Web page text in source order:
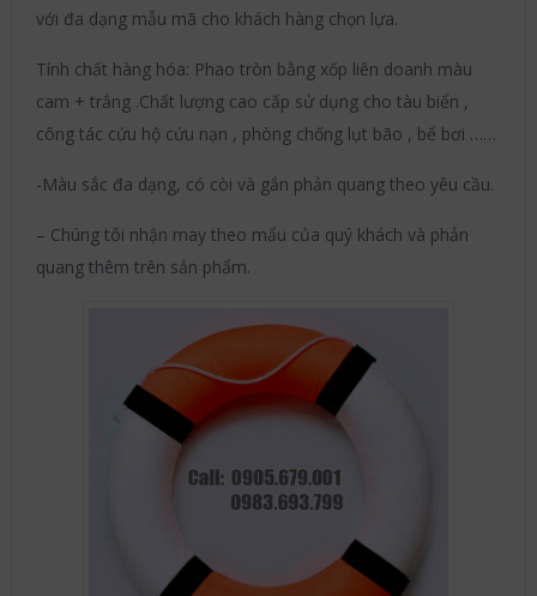
với đa dạng mẫu mã cho khách hàng chọn lựa.
Tính chất hàng hóa: Phao tròn bằng xốp liên doanh màu
cam + trắng .Chất lượng cao cấp sử dụng cho tàu biển ,
công tác cứu hộ cứu nạn , phòng chống lụt bão , bể bơi ……
-Màu sắc đa dạng, có còi và gắn phản quang theo yêu cầu.
– Chúng tôi nhận may theo mẩu của quý khách và phản
quang thêm trên sản phẩm.